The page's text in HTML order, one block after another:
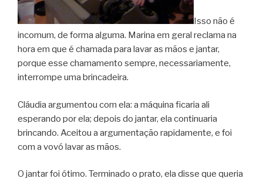
Isso não é
incomum, de forma alguma. Marina em geral reclama na
hora em que é chamada para lavar as mãos e jantar,
porque esse chamamento sempre, necessariamente,
interrompe uma brincadeira.
Cláudia argumentou com ela: a máquina ficaria ali
esperando por ela; depois do jantar, ela continuaria
brincando. Aceitou a argumentação rapidamente, e foi
com a vovó lavar as mãos.
O jantar foi ótimo. Terminado o prato, ela disse que queria